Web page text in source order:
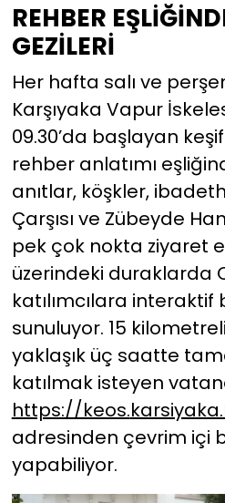
REHBER
GEZİLERİ
Her hafta salı ve
Karşıyaka Vapur
09.30’da başlayan
rehber anlatımı
anıtlar, köşkler,
Çarşısı ve Zübeyde
pek çok nokta ziyaret
üzerindeki duraklarda
katılımcılara
sunuluyor. 15
yaklaşık üç saatte
katılmak isteyen
https://keos.
adresinden çevrim içi
yapabiliyor.